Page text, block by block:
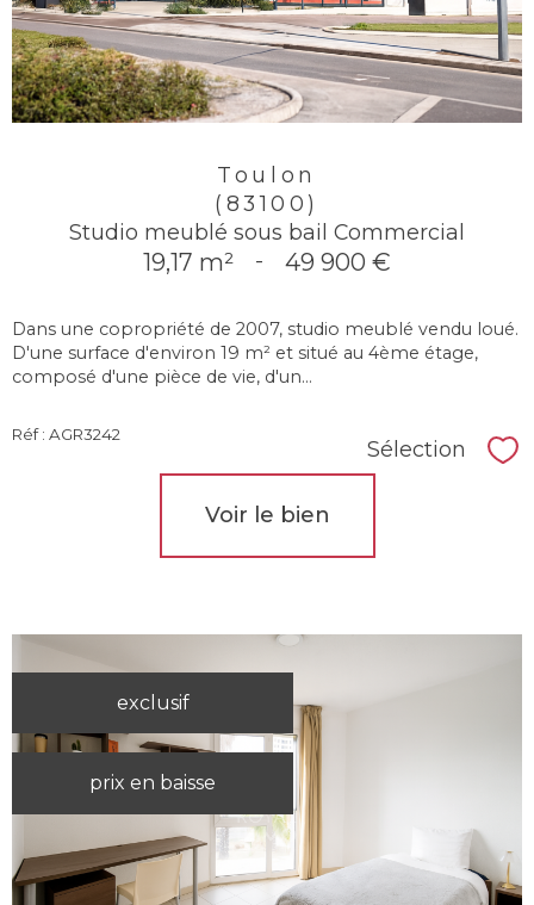
Toulon
(83100)
Studio meublé sous bail Commercial
19,17 m² - 49 900 €
Dans une copropriété de 2007, studio meublé vendu loué.
D'une surface d'environ 19 m² et situé au 4ème étage,
composé d'une pièce de vie, d'un...
Réf : AGR3242
Sélection
Voir le bien
exclusif
prix en baisse